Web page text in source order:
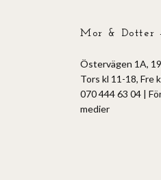
Mor & Dotter
Östervägen 1A,
Tors kl 11-18, Fre
070 444 63 04 |
medier